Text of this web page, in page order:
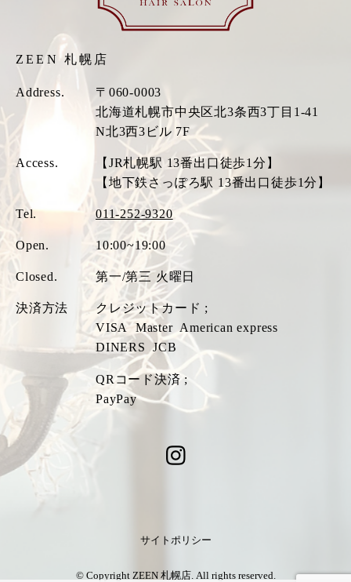
ZEEN 札幌店
Address.
〒060-0003
北海道札幌市中央区北3条西3丁目1-41
N北3西3ビル 7F
Access.
【JR札幌駅 13番出口徒歩1分】
【地下鉄さっぽろ駅 13番出口徒歩1分】
Tel. 011-252-9320
Open. 10:00~19:00
Closed. 第一/第三 火曜日
決済方法
クレジットカード ;
VISA Master American express
DINERS
JCB
QRコード決済 ;
PayPay
サイトポリシー
© Copyright ZEEN 札幌店. All rights reserved.